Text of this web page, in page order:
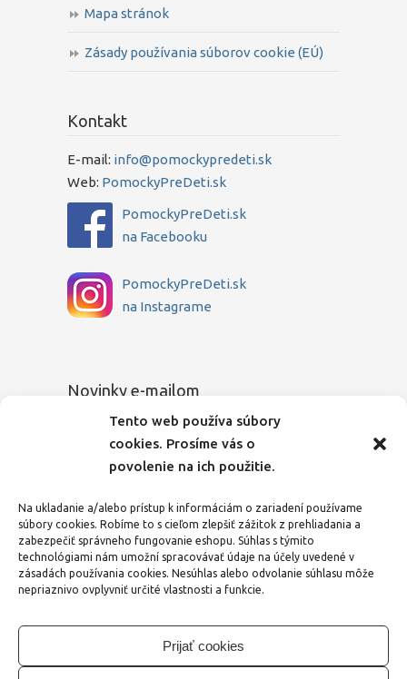
Tento web používa súbory
cookies. Prosíme vás o
povolenie na ich použitie.
Na ukladanie a/alebo prístup k informáciám o zariadení používame
súbory cookies. Robíme to s cieľom zlepšiť zážitok z prehliadania a
zabezpečiť správneho fungovanie eshopu. Súhlas s týmito
technológiami nám umožní spracovávať údaje na účely uvedené v
zásadách používania cookies. Nesúhlas alebo odvolanie súhlasu môže
nepriaznivo ovplyvniť určité vlastnosti a funkcie.
Prijať cookies
Mapa stránok
Zásady používania súborov cookie (EÚ)
Kontakt
E-mail: info@pomockypredeti.sk
Web: PomockyPreDeti.sk
PomockyPreDeti.sk
na Facebooku
PomockyPreDeti.sk
na Instagrame
Novinky e-mailom
Chcete sa dozvedieť o novinkách medzi
prvými? Zadajte Vašu e-mailovú adresu a
my Vás budeme o všetkom pravidelne
E-mailová adresa
Zaškrtnutím tohto políčka vyjadrujem svoj